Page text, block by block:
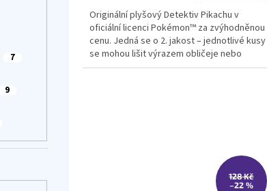
7
9
z
5
hvězdiček.
Originální plyšový Detektiv Pikachu v
oficiální licenci Pokémon™ za zvýhodněnou
cenu. Jedná se o 2. jakost – jednotlivé kusy
se mohou lišit výrazem obličeje nebo
drobnými estetickými detaily zpracování.
128 Kč
–22 %